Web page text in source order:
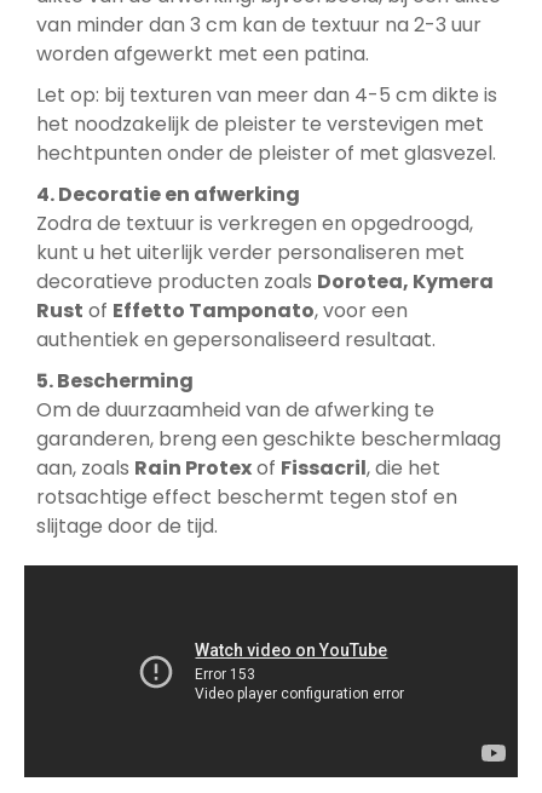
van minder dan 3 cm kan de textuur na 2-3 uur
worden afgewerkt met een patina.
Let op: bij texturen van meer dan 4-5 cm dikte is
het noodzakelijk de pleister te verstevigen met
hechtpunten onder de pleister of met glasvezel.
4. Decoratie en afwerking
Zodra de textuur is verkregen en opgedroogd,
kunt u het uiterlijk verder personaliseren met
decoratieve producten zoals Dorotea, Kymera
Rust of Effetto Tamponato, voor een
authentiek en gepersonaliseerd resultaat.
5. Bescherming
Om de duurzaamheid van de afwerking te
garanderen, breng een geschikte beschermlaag
aan, zoals Rain Protexof Fissacril, die het
rotsachtige effect beschermt tegen stof en
slijtage door de tijd.